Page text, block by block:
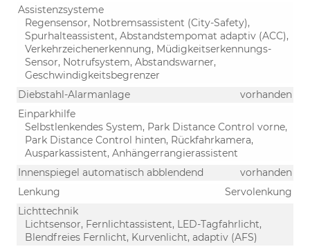
Assistenzsysteme
Regensensor, Notbremsassistent (City-Safety),
Spurhalteassistent, Abstandstempomat adaptiv (ACC),
Verkehrzeichenerkennung, Müdigkeitserkennungs-
Sensor, Notrufsystem, Abstandswarner,
Geschwindigkeitsbegrenzer
Diebstahl-Alarmanlage
vorhanden
Einparkhilfe
Selbstlenkendes System, Park Distance Control vorne,
Park Distance Control hinten, Rückfahrkamera,
Ausparkassistent, Anhängerrangierassistent
Innenspiegel automatisch abblendend
vorhanden
Lenkung
Servolenkung
Lichttechnik
Lichtsensor, Fernlichtassistent, LED-Tagfahrlicht,
Blendfreies Fernlicht, Kurvenlicht, adaptiv (AFS)